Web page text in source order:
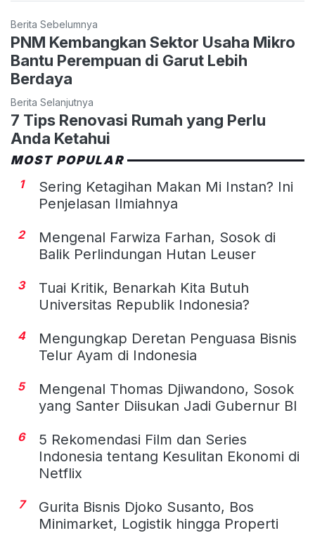
Berita Sebelumnya
PNM Kembangkan Sektor Usaha Mikro
Bantu Perempuan di Garut Lebih
Berdaya
Berita Selanjutnya
7 Tips Renovasi Rumah yang Perlu
Anda Ketahui
MOST POPULAR
1
Sering Ketagihan Makan Mi Instan? Ini
Penjelasan Ilmiahnya
2
Mengenal Farwiza Farhan, Sosok di
Balik Perlindungan Hutan Leuser
3
Tuai Kritik, Benarkah Kita Butuh
Universitas Republik Indonesia?
4
Mengungkap Deretan Penguasa Bisnis
Telur Ayam di Indonesia
5
Mengenal Thomas Djiwandono, Sosok
yang Santer Diisukan Jadi Gubernur BI
6
5 Rekomendasi Film dan Series
Indonesia tentang Kesulitan Ekonomi di
Netflix
7
Gurita Bisnis Djoko Susanto, Bos
Minimarket, Logistik hingga Properti